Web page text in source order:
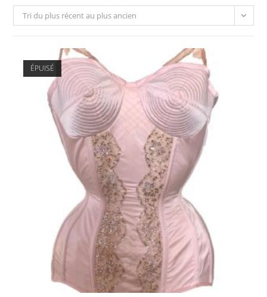
Tri du plus récent au plus ancien
ÉPUISÉ